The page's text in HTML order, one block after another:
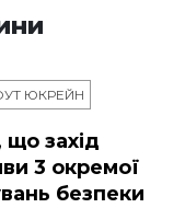
ЮКРЕЙН
захід
3 окремої
безпеки